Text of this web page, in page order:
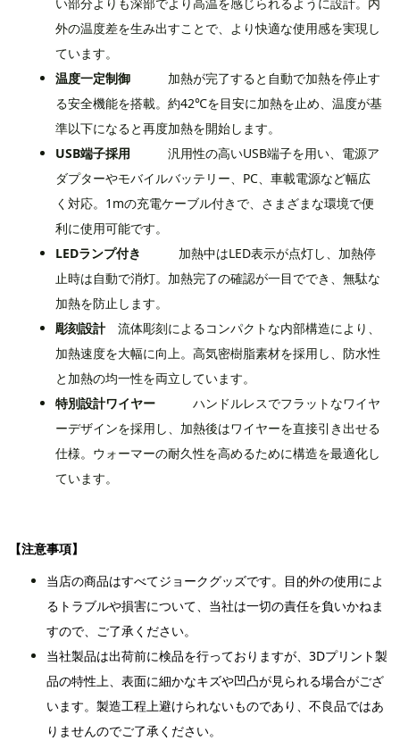
外の温度差を生み出すことで、より快適な使用感を実現し
ています。
温度一定制御 加熱が完了すると自動で加熱を停止す
る安全機能を搭載。約42℃を目安に加熱を止め、温度が基
準以下になると再度加熱を開始します。
USB端子採用 汎用性の高いUSB端子を用い、電源ア
ダプターやモバイルバッテリー、PC、車載電源など幅広
く対応。1mの充電ケーブル付きで、さまざまな環境で便
利に使用可能です。
LEDランプ付き
加熱中はLED表示が点灯し、加熱停
止時は自動で消灯。加熱完了の確認が一目ででき、無駄な
加熱を防止します。
彫刻設計流体彫刻によるコンパクトな内部構造により、
加熱速度を大幅に向上。高気密樹脂素材を採用し、防水性
と加熱の均一性を両立しています。
特別設計ワイヤー ハンドルレスでフラットなワイヤ
ーデザインを採用し、加熱後はワイヤーを直接引き出せる
仕様。ウォーマーの耐久性を高めるために構造を最適化し
ています。
【注意事項】
当店の商品はすべてジョークグッズです。目的外の使用によ
るトラブルや損害について、当社は一切の責任を負いかねま
すので、ご了承ください。
当社製品は出荷前に検品を行っておりますが、3Dプリント製
品の特性上、表面に細かなキズや凹凸が見られる場合がござ
います。製造工程上避けられないものであり、不良品ではあ
りませんのでご了承ください。